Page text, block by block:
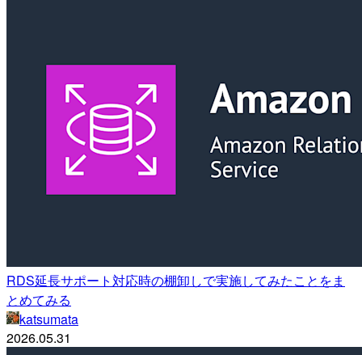
RDS延長サポート対応時の棚卸しで実施してみたことをま
とめてみる
katsumata
2026.05.31